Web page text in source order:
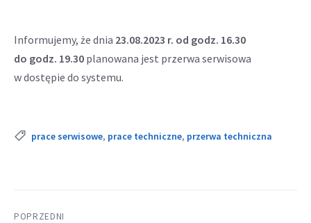
Informujemy, że dnia 23.08.2023 r. od godz. 16.30
do godz. 19.30 planowana jest przerwa serwisowa
w dostępie do systemu.
Tags:
prace serwisowe, prace techniczne, przerwa techniczna
POPRZEDNI